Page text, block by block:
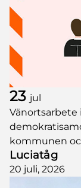
23 jul
Vänortsarbete
kommunen
Luciatåg
20 juli, 2026